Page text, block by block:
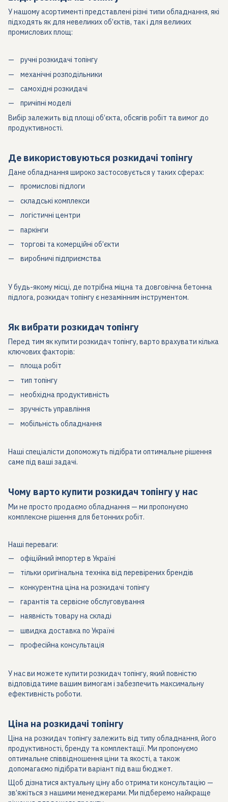
У нашому асортименті представлені різні типи обладнання, які
підходять як для невеликих об’єктів, так і для великих
промислових площ:
ручні розкидачі топінгу
механічні розподільники
самохідні розкидачі
причіпні моделі
Вибір залежить від площі об’єкта, обсягів робіт та вимог до
продуктивності.
Де використовуються розкидачі топінгу
Дане обладнання широко застосовується у таких сферах:
промислові підлоги
складські комплекси
логістичні центри
паркінги
торгові та комерційні об’єкти
виробничі підприємства
У будь-якому місці, де потрібна міцна та довговічна бетонна
підлога, розкидач топінгу є незамінним інструментом.
Як вибрати розкидач топінгу
Перед тим як купити розкидач топінгу, варто врахувати кілька
ключових факторів:
площа робіт
тип топінгу
необхідна продуктивність
зручність управління
мобільність обладнання
Наші спеціалісти допоможуть підібрати оптимальне рішення
саме під ваші задачі.
Чому варто купити розкидач топінгу у нас
Ми не просто продаємо обладнання — ми пропонуємо
комплексне рішення для бетонних робіт.
Наші переваги:
офіційний імпортер в Україні
тільки оригінальна техніка від перевірених брендів
конкурентна ціна на розкидачі топінгу
гарантія та сервісне обслуговування
наявність товару на складі
швидка доставка по Україні
професійна консультація
У нас ви можете купити розкидач топінгу, який повністю
відповідатиме вашим вимогам і забезпечить максимальну
ефективність роботи.
Ціна на розкидачі топінгу
Ціна на розкидач топінгу залежить від типу обладнання, його
продуктивності, бренду та комплектації. Ми пропонуємо
оптимальне співвідношення ціни та якості, а також
допомагаємо підібрати варіант під ваш бюджет.
Щоб дізнатися актуальну ціну або отримати консультацію —
зв’яжіться з нашими менеджерами. Ми підберемо найкраще